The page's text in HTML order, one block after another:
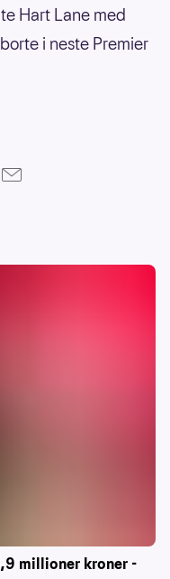
Hart Lane med
i neste Premier
millioner kroner -